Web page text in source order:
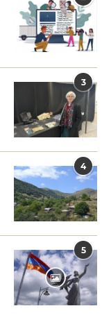
3
4
5